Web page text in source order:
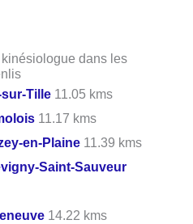
dans les
Tille 11.05 kms
11.17 kms
en-Plaine 11.39 kms
Saint-Sauveur
14.22 kms